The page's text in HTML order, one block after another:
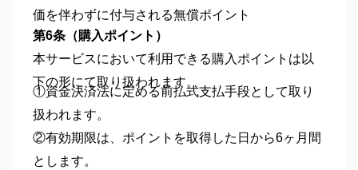
価を伴わずに付与される無償ポイント
第6条（購入ポイント ）
本サービスにおいて利用できる購入ポイントは以
下の形にて取り扱われます。
①資金決済法に定める前払式支払手段として取り
扱われます。
②有効期限は、ポイントを取得した日から6ヶ月間
とします。